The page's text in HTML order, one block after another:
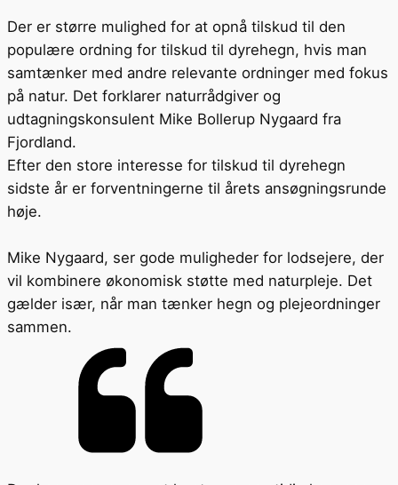
Der er større mulighed for at opnå tilskud til den
populære ordning for tilskud til dyrehegn, hvis man
samtænker med andre relevante ordninger med fokus
på natur. Det forklarer naturrådgiver og
udtagningskonsulent Mike Bollerup Nygaard fra
Fjordland.
Efter den store interesse for tilskud til dyrehegn
sidste år er forventningerne til årets ansøgningsrunde
høje.
Mike Nygaard, ser gode muligheder for lodsejere, der
vil kombinere økonomisk støtte med naturpleje. Det
gælder især, når man tænker hegn og plejeordninger
sammen.